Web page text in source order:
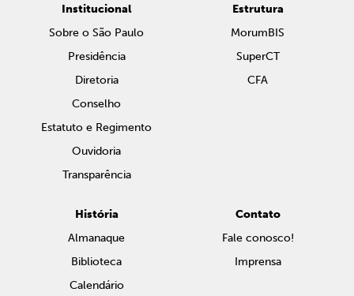
Institucional
Sobre o São Paulo
Presidência
Diretoria
Conselho
Estatuto e Regimento
Ouvidoria
Transparência
Estrutura
MorumBIS
SuperCT
CFA
História
Almanaque
Biblioteca
Calendário
Contato
Fale conosco!
Imprensa